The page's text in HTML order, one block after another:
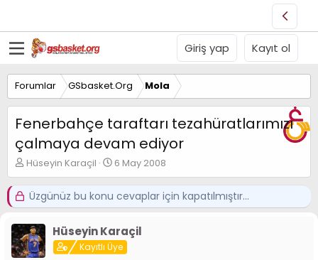
Giriş yap Kayıt ol
Forumlar GSbasket.Org Mola
Fenerbahçe taraftarı tezahüratlarımızı
çalmaya devam ediyor
K
o
n
u
u
B
a
Hüseyin Karaçil
B
a
ş
n
g
ı
6 May 2008
Üzgünüz bu konu cevaplar için kapatılmıştır...
Hüseyin Karaçil
Kayıtlı Üye